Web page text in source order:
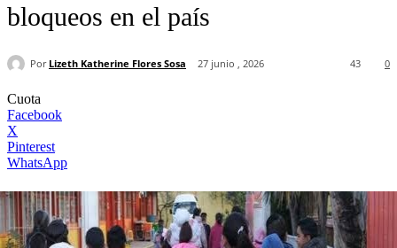
bloqueos en el país
Por Lizeth Katherine Flores Sosa 27 junio , 2026 0
43
Cuota
Facebook
X
Pinterest
WhatsApp